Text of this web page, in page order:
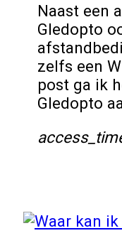
Naast een
Gledopto
zelfs een
post ga ik
Gledopto